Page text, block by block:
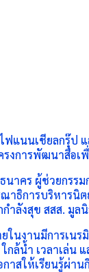
ฟแนนเชียลกรุ๊ป
งการพัฒนาสื่อเ
นาคร ผู้ช่วยกรร
ธิการบริหารนิต
กำลังสุข สสส. มู
ในงานมีการเน
ล้น้ำ เวลาเล่น
กาสให้เรียนรู้ผ่